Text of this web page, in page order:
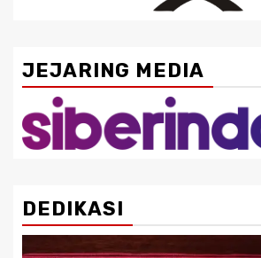
JEJARING MEDIA
DEDIKASI